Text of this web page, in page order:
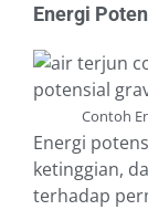
Energi
Contoh
Energi
ketinggian,
terhadap